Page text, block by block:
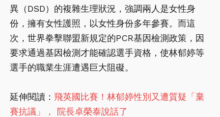
異（DSD）的複雜生理狀況，強調兩人是女性身
份，擁有女性護照，以女性身份多年參賽。而這
次，世界拳擊聯盟新規定的PCR基因檢測政策，因
要求通過基因檢測才能確認選手資格，使林郁婷等
選手的職業生涯遭遇巨大阻礙。
延伸閱讀： 飛英國比賽！林郁婷性別又遭質疑「棄
賽抗議」， 院長卓榮泰說話了